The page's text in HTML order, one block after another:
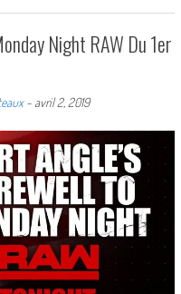
Night RAW Du 1er
- avril 2, 2019